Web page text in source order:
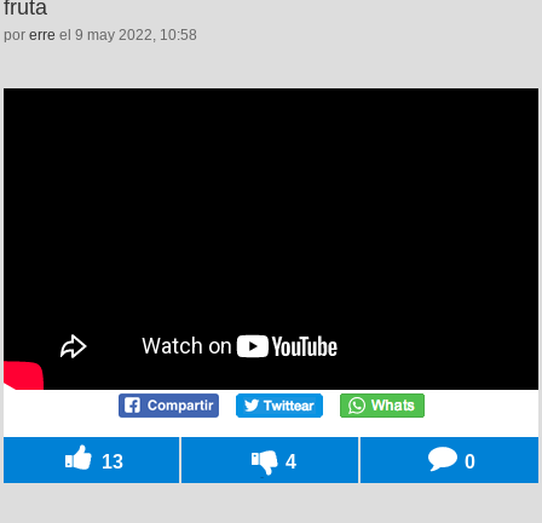
fruta
por erre el 9 may 2022, 10:58
13 4 0